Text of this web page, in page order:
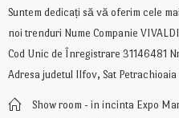
Suntem dedicați să vă oferim cele
noi trenduri Nume Companie
Cod Unic de Înregistrare 31146481
Adresa judetul Ilfov, Sat Petrachioaia
Show room - in incinta Expo